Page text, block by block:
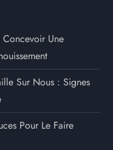
Une
Sur Nous : Signes
Pour Le Faire